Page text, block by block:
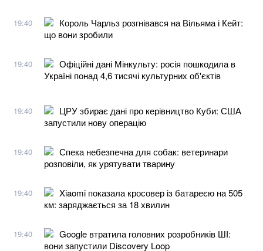
19:40
Король Чарльз розгнівався на Вільяма і Кейт:
що вони зробили
19:40
Офіційні дані Мінкульту: росія пошкодила в
Україні понад 4,6 тисячі культурних об'єктів
19:40
ЦРУ збирає дані про керівництво Куби: США
запустили нову операцію
19:40
Спека небезпечна для собак: ветеринари
розповіли, як урятувати тварину
19:40
Xiaomi показала кросовер із батареєю на 505
км: заряджається за 18 хвилин
19:40
Google втратила головних розробників ШІ:
вони запустили Discovery Loop